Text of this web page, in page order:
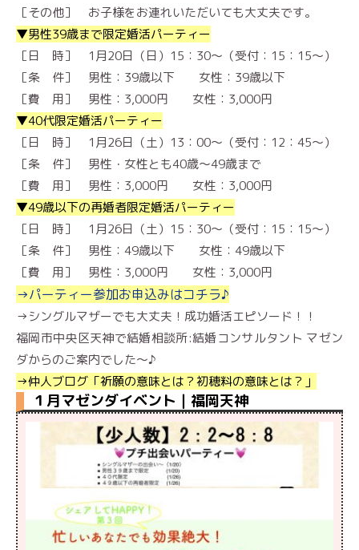
［その他］ お子様をお連れいただいても大丈夫です。
▼男性39歳まで限定婚活パーティー
［日 時］ 1月20日（日）15：30～（受付：15：15～）
［条 件］ 男性：39歳以下 女性：39歳以下
［費 用］ 男性：3,000円 女性：3,000円
▼40代限定婚活パーティー
［日 時］ 1月26日（土）13：00～（受付：12：45～）
［条 件］ 男性・女性とも40歳～49歳まで
［費 用］ 男性：3,000円 女性：3,000円
▼49歳以下の再婚者限定婚活パーティー
［日 時］ 1月26日（土）15：30～（受付：15：15～）
［条 件］ 男性：49歳以下 女性：49歳以下
［費 用］ 男性：3,000円 女性：3,000円
→パーティー参加お申込みはコチラ♪
→シングルマザーでも大丈夫！成功婚活エピソード！！
福岡市中央区天神で結婚相談所:結婚コンサルタント マゼン
ダからのご案内でした〜♪
→仲人ブログ「祈願の意味とは？初穂料の意味とは？」
１月マゼンダイベント｜福岡天神